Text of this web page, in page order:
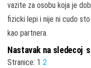
vazite za osobu koja je
fizicki lepi i nije ni cudo
kao partnera.
Nastavak na sledecoj
Stranice: 1 2